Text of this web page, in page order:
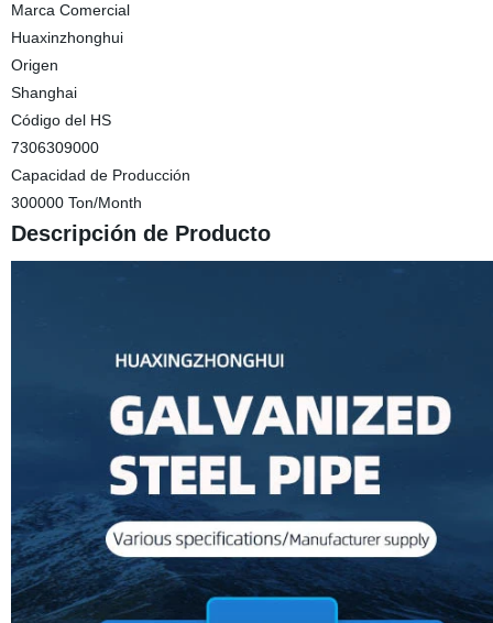
Marca Comercial
Huaxinzhonghui
Origen
Shanghai
Código del HS
7306309000
Capacidad de Producción
300000 Ton/Month
Descripción de Producto